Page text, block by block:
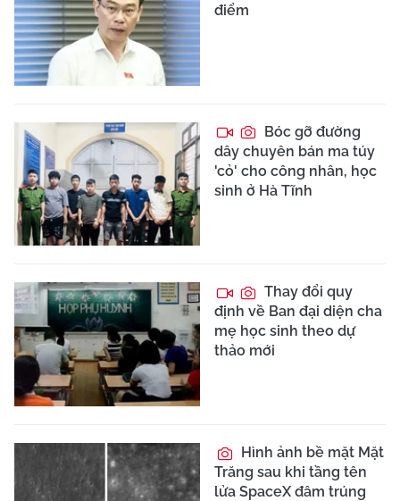
điểm
Bóc gỡ đường
dây chuyên bán ma túy
'cỏ' cho công nhân, học
sinh ở Hà Tĩnh
Thay đổi quy
định về Ban đại diện cha
mẹ học sinh theo dự
thảo mới
Hình ảnh bề mặt Mặt
Trăng sau khi tầng tên
lửa SpaceX đâm trúng